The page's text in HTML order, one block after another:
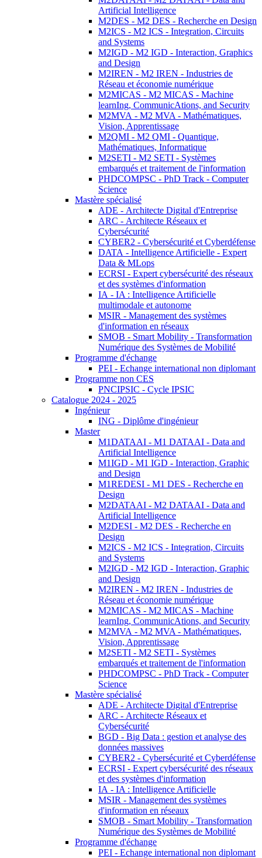
Artificial Intelligence
M2DES - M2 DES - Recherche en Design
M2ICS - M2 ICS - Integration, Circuits
and Systems
M2IGD - M2 IGD - Interaction, Graphics
and Design
M2IREN - M2 IREN - Industries de
Réseau et économie numérique
M2MICAS - M2 MICAS - Machine
learnIng, CommunicAtions, and Security
M2MVA - M2 MVA - Mathématiques,
Vision, Apprentissage
M2QMI - M2 QMI - Quantique,
Mathématiques, Informatique
M2SETI - M2 SETI - Systèmes
embarqués et traitement de l'information
PHDCOMPSC - PhD Track - Computer
Science
Mastère spécialisé
ADE - Architecte Digital d'Entreprise
ARC - Architecte Réseaux et
Cybersécurité
CYBER2 - Cybersécurité et Cyberdéfense
DATA - Intelligence Artificielle - Expert
Data & MLops
ECRSI - Expert cybersécurité des réseaux
et des systèmes d'information
IA - IA : Intelligence Artificielle
multimodale et autonome
MSIR - Management des systèmes
d'information en réseaux
SMOB - Smart Mobility - Transformation
Numérique des Systèmes de Mobilité
Programme d'échange
PEI - Echange international non diplomant
Programme non CES
PNCIPSIC - Cycle IPSIC
Catalogue 2024 - 2025
Ingénieur
ING - Diplôme d'ingénieur
Master
M1DATAAI - M1 DATAAI - Data and
Artificial Intelligence
M1IGD - M1 IGD - Interaction, Graphic
and Design
M1REDESI - M1 DES - Recherche en
Design
M2DATAAI - M2 DATAAI - Data and
Artificial Intelligence
M2DESI - M2 DES - Recherche en
Design
M2ICS - M2 ICS - Integration, Circuits
and Systems
M2IGD - M2 IGD - Interaction, Graphic
and Design
M2IREN - M2 IREN - Industries de
Réseau et économie numérique
M2MICAS - M2 MICAS - Machine
learnIng, CommunicAtions, and Security
M2MVA - M2 MVA - Mathématiques,
Vision, Apprentissage
M2SETI - M2 SETI - Systèmes
embarqués et traitement de l'information
PHDCOMPSC - PhD Track - Computer
Science
Mastère spécialisé
ADE - Architecte Digital d'Entreprise
ARC - Architecte Réseaux et
Cybersécurité
BGD - Big Data : gestion et analyse des
données massives
CYBER2 - Cybersécurité et Cyberdéfense
ECRSI - Expert cybersécurité des réseaux
et des systèmes d'information
IA - IA : Intelligence Artificielle
MSIR - Management des systèmes
d'information en réseaux
SMOB - Smart Mobility - Transformation
Numérique des Systèmes de Mobilité
Programme d'échange
PEI - Echange international non diplomant